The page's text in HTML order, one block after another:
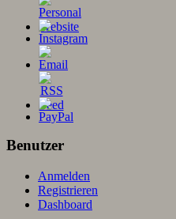
Benutzer
Anmelden
Registrieren
Dashboard